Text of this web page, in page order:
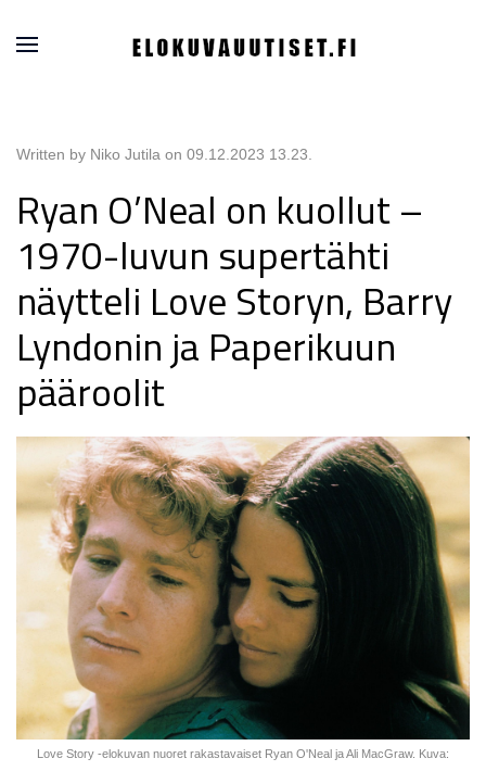
Written by Niko Jutila on 09.12.2023 13.23
Ryan O’Neal on kuollut –
1970-luvun supertähti
näytteli Love Storyn, Barry
Lyndonin ja Paperikuun
pääroolit
Love Story -elokuvan nuoret rakastavaiset Ryan O'Neal ja Ali MacGraw. Kuva: